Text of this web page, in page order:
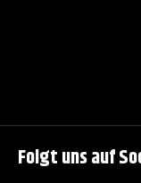
Folgt uns auf